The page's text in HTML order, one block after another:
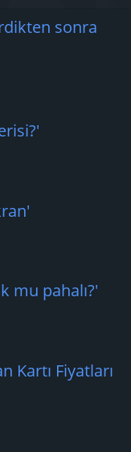
sonra
mu pahalı?'
Kartı Fiyatları